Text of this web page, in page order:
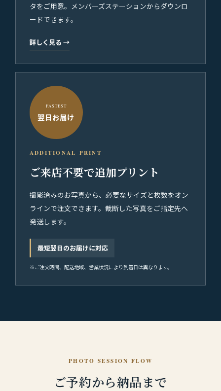
タをご用意。メンバーズステーションからダウンロ
ードできます。
詳しく見る →
FASTEST
翌日お届け
ADDITIONAL PRINT
ご来店不要で追加プリント
撮影済みのお写真から、必要なサイズと枚数をオン
ラインで注文できます。裁断した写真をご指定先へ
発送します。
最短翌日のお届けに対応
※ご注文時間、配送地域、営業状況により到着日は異なります。
PHOTO SESSION FLOW
ご予約から納品まで